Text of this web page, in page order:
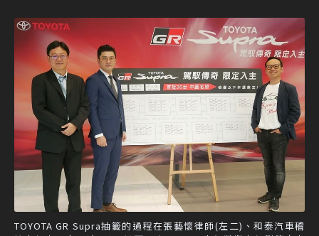
TOYOTA GR Supra抽籤的過程在張藝懷律師(左二)、和泰汽車稽